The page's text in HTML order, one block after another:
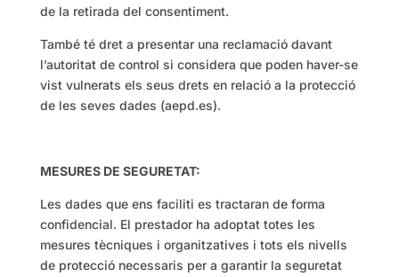
de la retirada del consentiment.
També té dret a presentar una reclamació davant
l’autoritat de control si considera que poden haver-se
vist vulnerats els seus drets en relació a la protecció
de les seves dades (aepd.es).
MESURES DE SEGURETAT:
Les dades que ens faciliti es tractaran de forma
confidencial. El prestador ha adoptat totes les
mesures tècniques i organitzatives i tots els nivells
de protecció necessaris per a garantir la seguretat